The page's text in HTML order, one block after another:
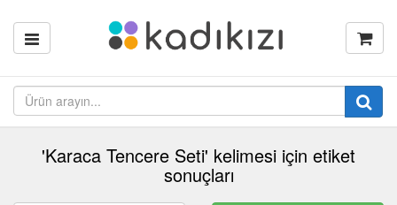
'Karaca Tencere Seti' kelimesi için etiket
sonuçları